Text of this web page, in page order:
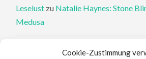
Cookie-Zustimmung
Leselust zu Natalie Haynes: Stone
Medusa
Philippa Perry: Die Therapeutin und